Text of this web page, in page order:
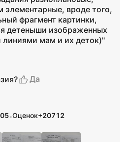
элементарные, вроде того,
фрагмент картинки,
детеныши изображенных
мам и их деток)"
Да
•Оценок+20712